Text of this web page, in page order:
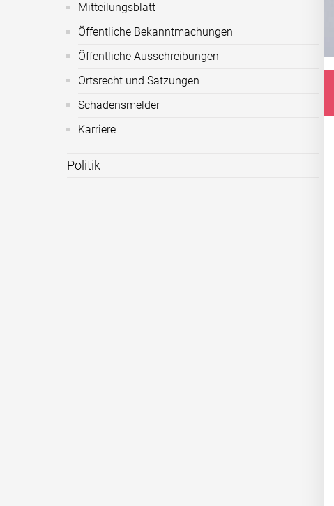
Mitteilungsblatt
Öffentliche Bekanntmachungen
Öffentliche Ausschreibungen
Ortsrecht und Satzungen
Schadensmelder
Karriere
Politik